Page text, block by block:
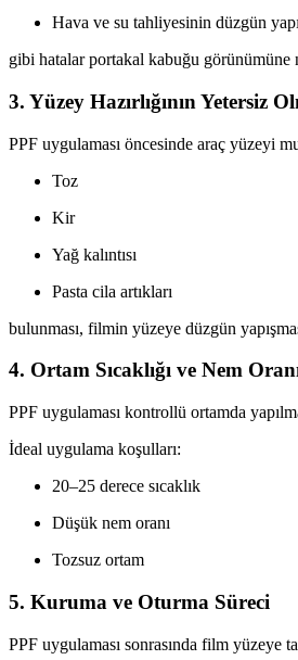
Hava ve su tahliyesinin düzgün
gibi hatalar portakal kabuğu görünümüne
3. Yüzey Hazırlığının Yetersiz
PPF uygulaması öncesinde araç yüzeyi
Toz
Kir
Yağ kalıntısı
Pasta cila artıkları
bulunması, filmin yüzeye düzgün
4. Ortam Sıcaklığı ve Nem
PPF uygulaması kontrollü ortamda
İdeal uygulama koşulları:
20–25 derece sıcaklık
Düşük nem oranı
Tozsuz ortam
5. Kuruma ve Oturma Süreci
PPF uygulaması sonrasında film yüzeye